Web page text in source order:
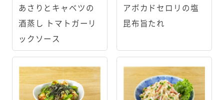
あさりとキャベツの
酒蒸し トマトガーリ
ックソース
アボカドセロリの塩
昆布旨たれ